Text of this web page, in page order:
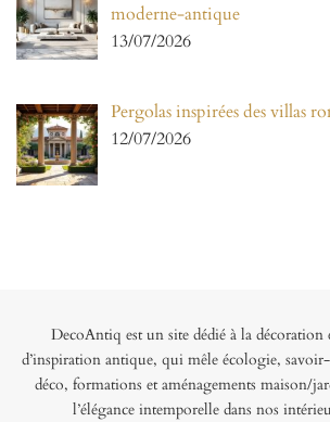
moderne-antique
13/07/2026
Pergolas inspirées des villas
12/07/2026
DecoAntiq est un site dédié à la décoration
d’inspiration antique, qui mêle écologie,
déco, formations et aménagements maison/
l’élégance intemporelle dans nos